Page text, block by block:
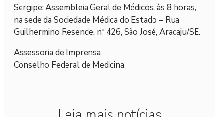
Sergipe: Assembleia Geral de Médicos, às 8 horas,
na sede da Sociedade Médica do Estado – Rua
Guilhermino Resende, nº 426, São José, Aracaju/SE.
Assessoria de Imprensa
Conselho Federal de Medicina